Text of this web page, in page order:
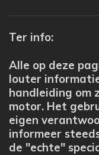
Ter info:
Alle op deze
louter
handleiding om
motor. Het
eigen
informeer
de "echte"